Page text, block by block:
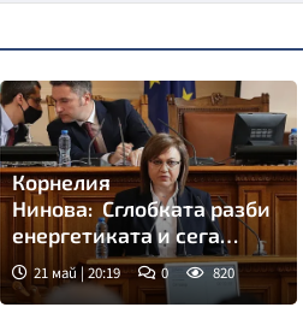
Корнелия
Нинова: Сглобката разби
енергетиката и сега
народът няма да плаща
кражбите ви
21 май | 20:19 0 820